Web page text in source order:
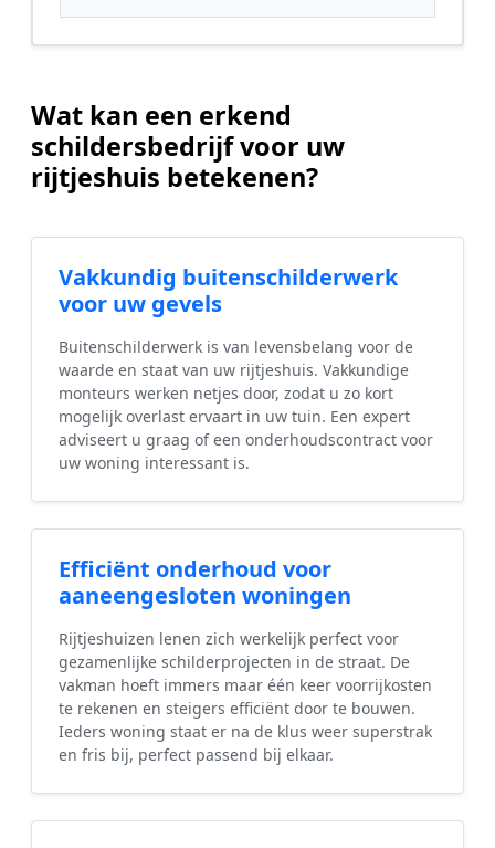
Wat kan een erkend
schildersbedrijf voor uw
rijtjeshuis betekenen?
Vakkundig buitenschilderwerk
voor uw gevels
Buitenschilderwerk is van levensbelang voor de
waarde en staat van uw rijtjeshuis. Vakkundige
monteurs werken netjes door, zodat u zo kort
mogelijk overlast ervaart in uw tuin. Een expert
adviseert u graag of een onderhoudscontract voor
uw woning interessant is.
Efficiënt onderhoud voor
aaneengesloten woningen
Rijtjeshuizen lenen zich werkelijk perfect voor
gezamenlijke schilderprojecten in de straat. De
vakman hoeft immers maar één keer voorrijkosten
te rekenen en steigers efficiënt door te bouwen.
Ieders woning staat er na de klus weer superstrak
en fris bij, perfect passend bij elkaar.